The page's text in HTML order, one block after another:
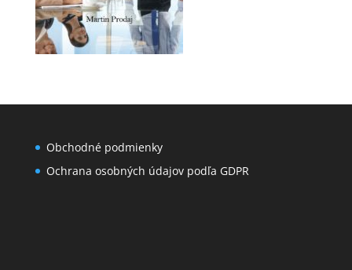
Obchodné podmienky
Ochrana osobných údajov podľa GDPR